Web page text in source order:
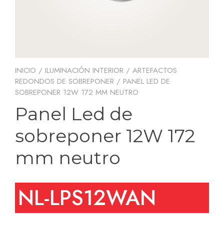
INICIO / ILUMINACIÓN INTERIOR / ARTEFACTOS
REDONDOS DE SOBREPONER / PANEL LED DE
SOBREPONER 12W 172 MM NEUTRO
Panel Led de
sobreponer 12W 172
mm neutro
NL-LPS12WAN